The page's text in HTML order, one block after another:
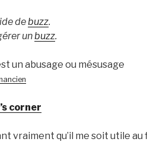
debuzz.
unbuzz.
un abusage ou mésusage
corner
vraiment qu’il me soit utile au